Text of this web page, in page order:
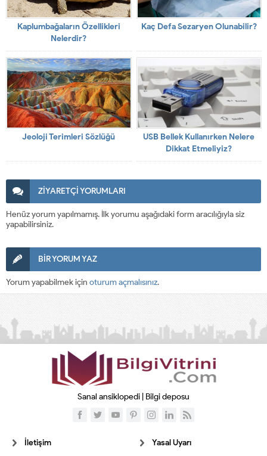
Kaplumbağaların Özellikleri
Nelerdir?
Kaç Defa Sezaryen Olunabilir?
Jeoloji Terimleri Sözlüğü
USB Bellek Kullanırken Nelere
Dikkat Etmeliyiz?
ZİYARETÇİ YORUMLARI
Henüz yorum yapılmamış. İlk yorumu aşağıdaki form aracılığıyla siz
yapabilirsiniz.
BİR YORUM YAZ
Yorum yapabilmek için oturum açmalısınız.
Sanal ansiklopedi | Bilgi deposu
İletişim Yasal Uyarı